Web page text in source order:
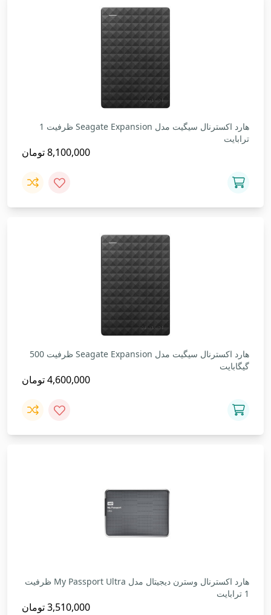
هارد اکسترنال سیگیت مدل Seagate Expansion ظرفیت 1
ترابایت
8,100,000تومان
هارد اکسترنال سیگیت مدل Seagate Expansion ظرفیت 500
گیگابایت
4,600,000تومان
هارد اکسترنال وسترن دیجیتال مدل My Passport Ultra ظرفیت
1 ترابایت
3,510,000تومان